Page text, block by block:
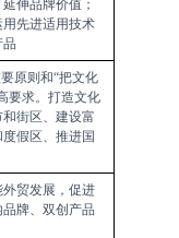
延伸品牌价值 ；
先进适用技术
品
原则和“把文化
要求。打造文化
街区、建设富
假区、推进国
外贸发展，促进
品牌、双创产品